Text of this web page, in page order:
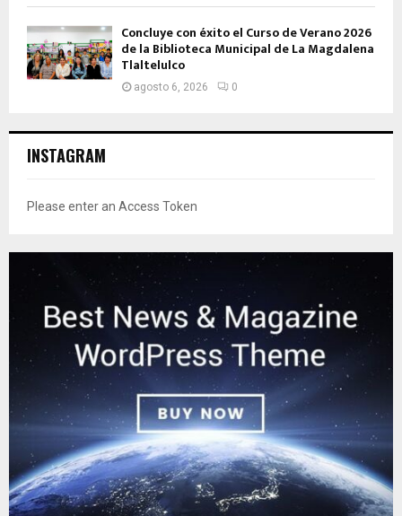
Concluye con éxito el Curso de Verano 2026
de la Biblioteca Municipal de La Magdalena
Tlaltelulco
agosto 6, 2026 0
INSTAGRAM
Please enter an Access Token